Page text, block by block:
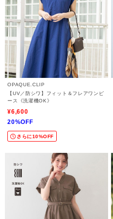
OPAQUE.CLIP
【UV／防シワ】フィット＆フレアワンピ
ース《洗濯機OK》
¥6,600
20%OFF
さらに10%OFF